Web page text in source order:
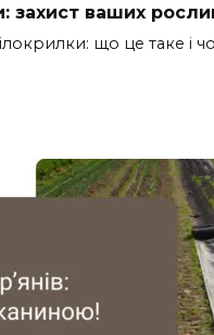
захист ваших
що це таке і